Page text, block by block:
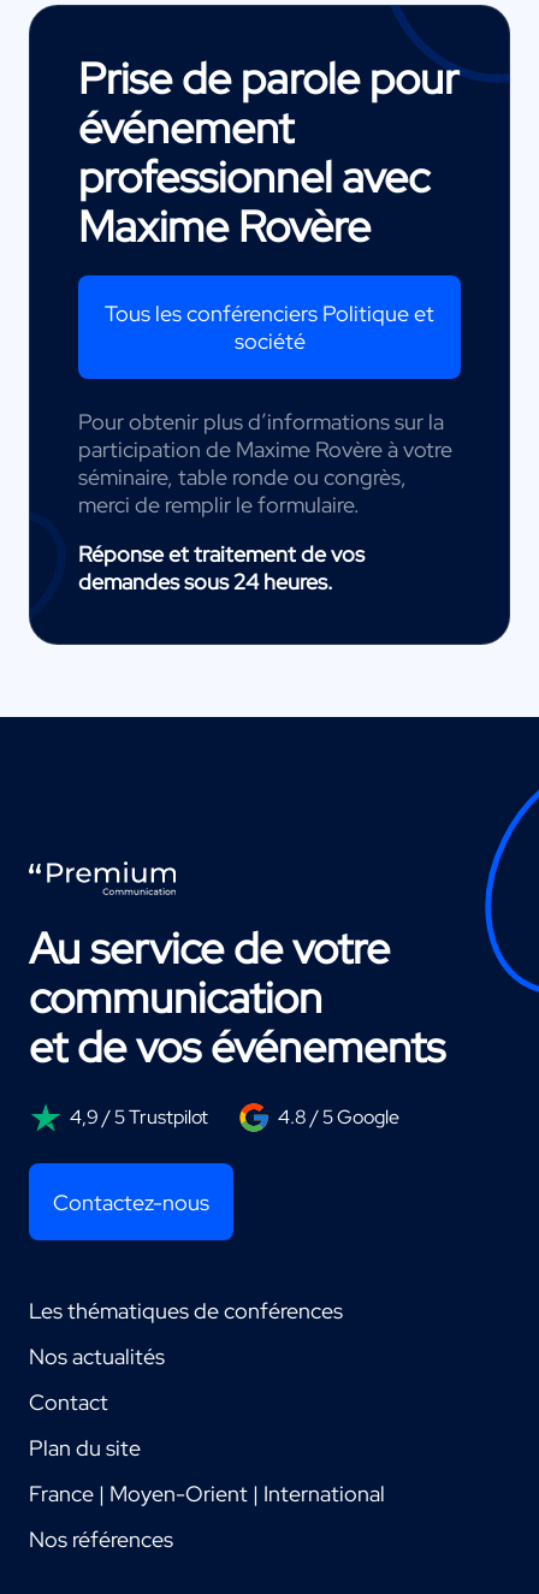
Prise de parole pour
événement
professionnel avec
Maxime Rovère
Tous les conférenciers Politique et
société
Pour obtenir plus d’informations sur la
participation de Maxime Rovère à votre
séminaire, table ronde ou congrès,
merci de remplir le formulaire.
Réponse et traitement de vos
demandes sous 24 heures.
Au service de votre
communication
et de vos événements
4,9 / 5 Trustpilot 4.8 / 5 Google
Contactez-nous
Les thématiques de conférences
Nos actualités
Contact
Plan du site
France | Moyen-Orient | International
Nos références